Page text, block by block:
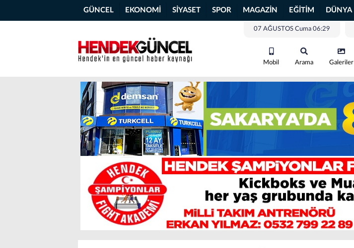
GÜNCEL EKONOMİ SİYASET SPOR MAGAZİN EĞİTİM DÜNYA
07 AĞUSTOS Cuma 06:29
Mobil Arama Galeriler